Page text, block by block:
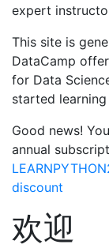
expert
This site is
DataCamp
for Data
started
Good news!
annual
discount
欢迎